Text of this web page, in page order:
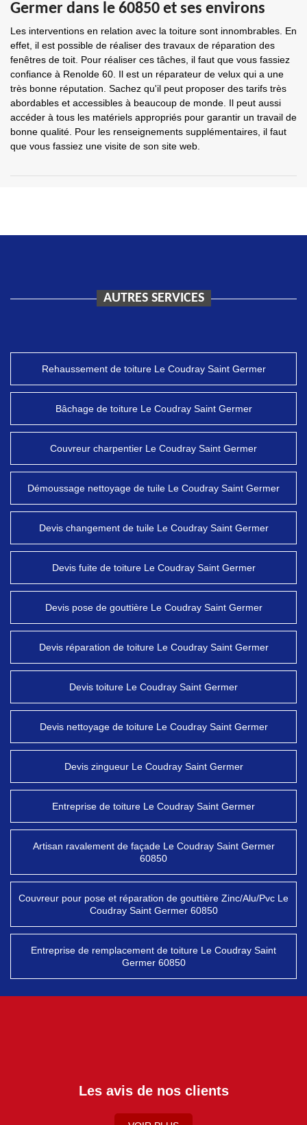
Germer dans le 60850 et ses environs
Les interventions en relation avec la toiture sont innombrables. En
effet, il est possible de réaliser des travaux de réparation des
fenêtres de toit. Pour réaliser ces tâches, il faut que vous fassiez
confiance à Renolde 60. Il est un réparateur de velux qui a une
très bonne réputation. Sachez qu'il peut proposer des tarifs très
abordables et accessibles à beaucoup de monde. Il peut aussi
accéder à tous les matériels appropriés pour garantir un travail de
bonne qualité. Pour les renseignements supplémentaires, il faut
que vous fassiez une visite de son site web.
AUTRES SERVICES
Rehaussement de toiture Le Coudray Saint Germer
Bâchage de toiture Le Coudray Saint Germer
Couvreur charpentier Le Coudray Saint Germer
Démoussage nettoyage de tuile Le Coudray Saint Germer
Devis changement de tuile Le Coudray Saint Germer
Devis fuite de toiture Le Coudray Saint Germer
Devis pose de gouttière Le Coudray Saint Germer
Devis réparation de toiture Le Coudray Saint Germer
Devis toiture Le Coudray Saint Germer
Devis nettoyage de toiture Le Coudray Saint Germer
Devis zingueur Le Coudray Saint Germer
Entreprise de toiture Le Coudray Saint Germer
Artisan ravalement de façade Le Coudray Saint Germer
60850
Couvreur pour pose et réparation de gouttière Zinc/Alu/Pvc Le
Coudray Saint Germer 60850
Entreprise de remplacement de toiture Le Coudray Saint
Germer 60850
Les avis de nos clients